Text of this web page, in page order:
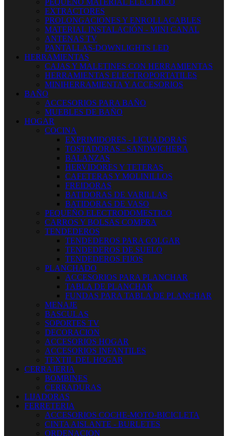
PEQUEÑO MATERIAL ELECTRICO
EXTRACTORES
PROLONGACIONES Y ENROLLACABLES
MATERIAL INSTALACIÓN - MINI CANAL
ANTENAS TV
PANTALLAS-DOWNLIGHTS LED
HERRAMIENTAS
CAJAS Y MALETINES CON HERRAMIENTAS
HERRAMIENTAS ELECTROPORTATILES
MINIHERRAMIENTA Y ACCESORIOS
BAÑO
ACCESORIOS PARA BAÑO
MUEBLES DE BAÑO
HOGAR
COCINA
EXPRIMIDORES - LICUADORAS
TOSTADORAS - SANDWICHERA
BALANZAS
HERVIDORES Y TETERAS
CAFETERAS Y MOLINILLOS
FREIDORAS
BATIDORAS DE VARILLAS
BATIDORAS DE VASO
PEQUEÑO ELECTRODOMESTICO
CARROS Y BOLSAS COMPRA
TENDEDEROS
TENDEDEROS PARA COLGAR
TENDEDEROS DE SUELO
TENDEDEROS FIJOS
PLANCHADO
ACCESORIOS PARA PLANCHAR
TABLA DE PLANCHAR
FUNDAS PARA TABLA DE PLANCHAR
MENAJE
BASCULAS
SOPORTES TV
DECORACION
ACCESORIOS HOGAR
ACCESORIOS INFANTILES
TEXTIL DEL HOGAR
CERRAJERIA
BOMBINES
CERRADURAS
LIJADORAS
FERRETERIA
ACCESORIOS COCHE-MOTO-BICICLETA
CINTA AISLANTE - BURLETES
ORDENACION